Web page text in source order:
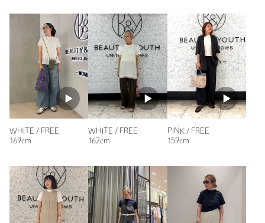
ニックネーム： s
投稿日： 2026年4月25日
購入サイズ：FREE
｜
購入カラー：PINK
購入商品のサイズ感：ちょうどよい
毎年、色を買い足しています。
性別：
身長：156cm
普段の着用サイズ：S
8人が参考になったと回答
WHITE / FREE
169cm
WHITE / FREE
162cm
PINK / FREE
159cm